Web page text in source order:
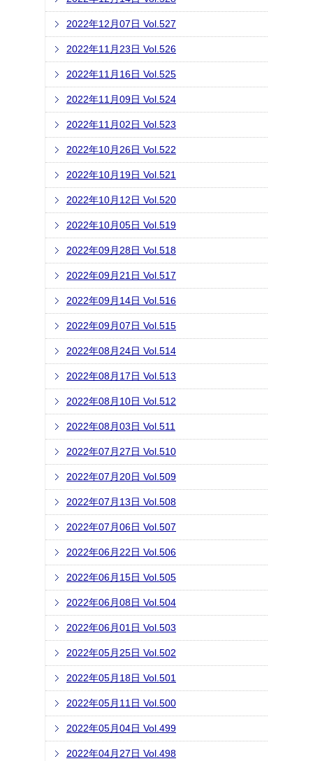
2022年12月07日 Vol.527
2022年11月23日 Vol.526
2022年11月16日 Vol.525
2022年11月09日 Vol.524
2022年11月02日 Vol.523
2022年10月26日 Vol.522
2022年10月19日 Vol.521
2022年10月12日 Vol.520
2022年10月05日 Vol.519
2022年09月28日 Vol.518
2022年09月21日 Vol.517
2022年09月14日 Vol.516
2022年09月07日 Vol.515
2022年08月24日 Vol.514
2022年08月17日 Vol.513
2022年08月10日 Vol.512
2022年08月03日 Vol.511
2022年07月27日 Vol.510
2022年07月20日 Vol.509
2022年07月13日 Vol.508
2022年07月06日 Vol.507
2022年06月22日 Vol.506
2022年06月15日 Vol.505
2022年06月08日 Vol.504
2022年06月01日 Vol.503
2022年05月25日 Vol.502
2022年05月18日 Vol.501
2022年05月11日 Vol.500
2022年05月04日 Vol.499
2022年04月27日 Vol.498